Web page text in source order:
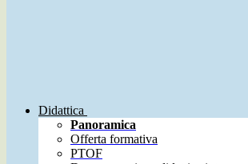
Didattica
Panoramica
Offerta formativa
PTOF